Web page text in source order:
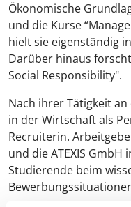
Ökonomische
und die Kurse
hielt sie eigenständig
Darüber hinaus
Social Responsibility".
Nach ihrer Tätigkeit
in der Wirtschaft als
Recruiterin.
und die ATEXIS
Studierende beim